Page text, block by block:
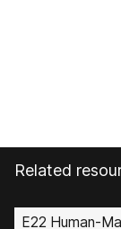
Related
E22 Human-